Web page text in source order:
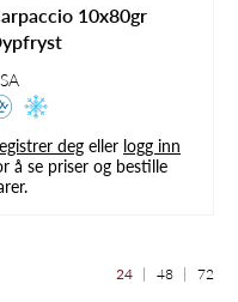
10x80gr
deg eller logg inn
å se priser og bestille
24 48 72